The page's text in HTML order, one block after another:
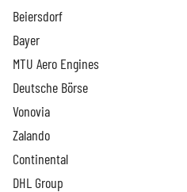
Beiersdorf
Bayer
MTU Aero Engines
Deutsche Börse
Vonovia
Zalando
Continental
DHL Group